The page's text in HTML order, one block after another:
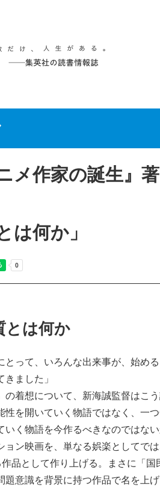
メ作家の誕生』
は何か」
とは何か
とって、いろんな出来事が、始め
ました」
着想について、新海誠監督はこう
性を開いていく物語ではなく、一
いく物語を今作るべきなのではな
ョン映画を、単なる娯楽としてで
品として作り上げる。まさに「国
意識を背景に持つ作品で名を上げ